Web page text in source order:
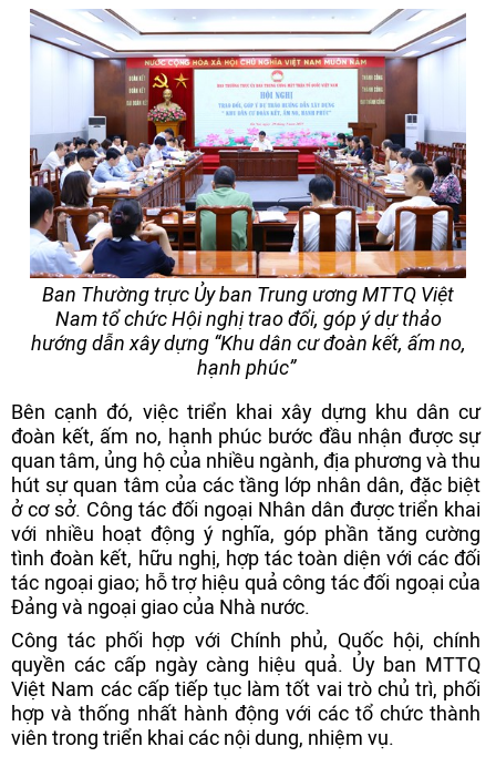
Ban Thường trực Ủy ban Trung ương MTTQ Việt
Nam tổ chức Hội nghị trao đổi, góp ý dự thảo
hướng dẫn xây dựng “Khu dân cư đoàn kết, ấm no,
hạnh phúc”
Bên cạnh đó, việc triển khai xây dựng khu dân cư
đoàn kết, ấm no, hạnh phúc bước đầu nhận được sự
quan tâm, ủng hộ của nhiều ngành, địa phương và thu
hút sự quan tâm của các tầng lớp nhân dân, đặc biệt
ở cơ sở. Công tác đối ngoại Nhân dân được triển khai
với nhiều hoạt động ý nghĩa, góp phần tăng cường
tình đoàn kết, hữu nghị, hợp tác toàn diện với các đối
tác ngoại giao; hỗ trợ hiệu quả công tác đối ngoại của
Đảng và ngoại giao của Nhà nước.
Công tác phối hợp với Chính phủ, Quốc hội, chính
quyền các cấp ngày càng hiệu quả. Ủy ban MTTQ
Việt Nam các cấp tiếp tục làm tốt vai trò chủ trì, phối
hợp và thống nhất hành động với các tổ chức thành
viên trong triển khai các nội dung, nhiệm vụ.